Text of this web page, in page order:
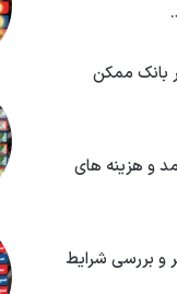
بانک ممکن
و هزینه های
و بررسی شرایط